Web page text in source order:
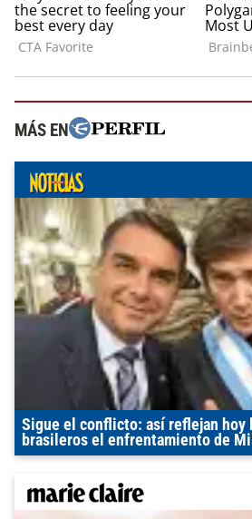
MÁS EN
Sigue el conflicto: así reflejan hoy
brasileros el enfrentamiento de